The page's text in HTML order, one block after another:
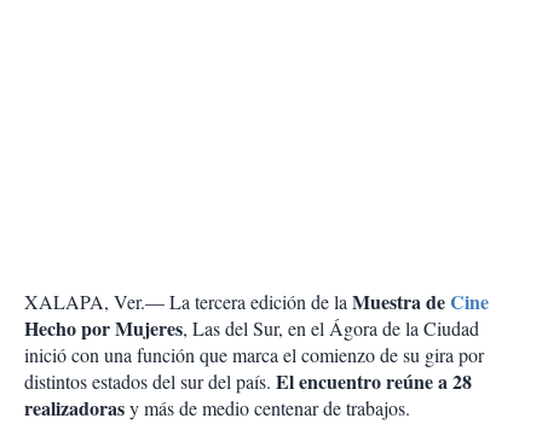
XALAPA, Ver.— La tercera edición de laMuestra deCine
Hecho por Mujeres, Las del Sur, en el Ágora de la Ciudad
inició con una función que marca el comienzo de su gira por
distintos estados del sur del país. El encuentro reúne a 28
realizadorasy más de medio centenar de trabajos.